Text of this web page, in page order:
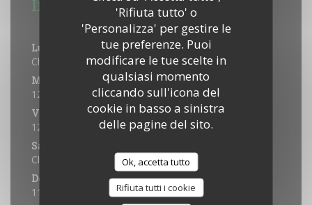
'Rifiuta tutto' o
'Personalizza' per gestire le
tue preferenze. Puoi
modificare le tue scelte in
qualsiasi momento
cliccando sull'icona del
cookie in basso a sinistra
delle pagine del sito.
Ok, accetta tutto
Rifiuta tutti i cookie
Informazioni pratiche
Orari
Lunedi
Chiuso
Mar
12:00 - 14:00
Venerdi
12:00 - 14:00
Sabato
Chiuso
Domenica
11:30 - 15:00 *